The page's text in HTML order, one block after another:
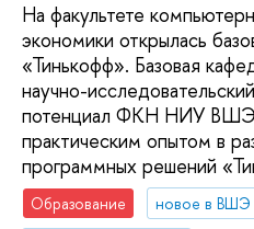
На факультете
экономики открылась
«Тинькофф». Базовая
научно-
потенциал ФКН НИУ
практическим опытом в
программных решений
Образование
новое в ВШЭ